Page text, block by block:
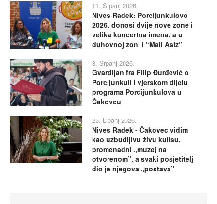
11. Srpanj 2026.
Nives Radek: Porcijunkulovo
2026. donosi dvije nove zone i
velika koncertna imena, a u
duhovnoj zoni i “Mali Asiz”
8. Srpanj 2026.
Gvardijan fra Filip Đurđević o
Porcijunkuli i vjerskom dijelu
programa Porcijunkulova u
Čakovcu
25. Lipanj 2026.
Nives Radek - Čakovec vidim
kao uzbudljivu živu kulisu,
promenadni „muzej na
otvorenom”, a svaki posjetitelj
dio je njegova „postava”